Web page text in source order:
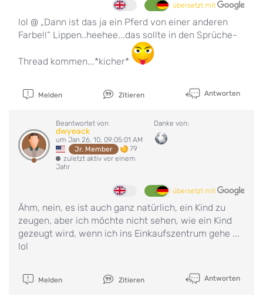
übersetzt mit
lol @ „Dann ist das ja ein Pferd von einer anderen
Farbe!!“ Lippen..heehee...das sollte in den Sprüche-
Thread kommen...*kicher*
Melden Zitieren Antworten
Beantwortet von
dwyeack
um Jan 26, 10, 09:05:01 AM
Jr. Member
79
zuletzt aktiv vor einem
Jahr
Danke von:
übersetzt mit
Ähm, nein, es ist auch ganz natürlich, ein Kind zu
zeugen, aber ich möchte nicht sehen, wie ein Kind
gezeugt wird, wenn ich ins Einkaufszentrum gehe ...
lol
Melden Zitieren Antworten